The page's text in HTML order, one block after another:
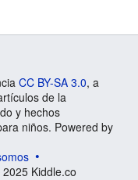
CC BY-SA 3.0, a
de la
y hechos
niños. Powered by
Kiddle.co